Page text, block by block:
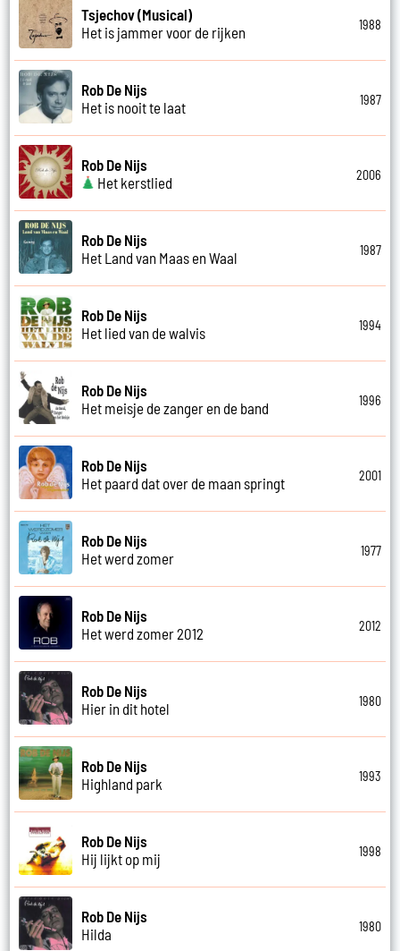
Tsjechov (Musical)
Het is jammer voor de rijken
1988
Rob De Nijs
Het is nooit te laat
1987
Rob De Nijs
Het kerstlied
2006
Rob De Nijs
Het Land van Maas en Waal
1987
Rob De Nijs
Het lied van de walvis
1994
Rob De Nijs
Het meisje de zanger en de band
1996
Rob De Nijs
Het paard dat over de maan springt
2001
Rob De Nijs
Het werd zomer
1977
Rob De Nijs
Het werd zomer 2012
2012
Rob De Nijs
Hier in dit hotel
1980
Rob De Nijs
Highland park
1993
Rob De Nijs
Hij lijkt op mij
1998
Rob De Nijs
Hilda
1980